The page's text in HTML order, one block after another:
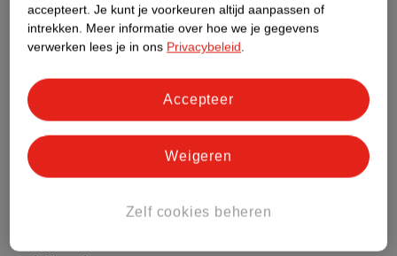
Etiketinformatie
Impact Score.
accepteert. Je kunt je voorkeuren altijd aanpassen of
intrekken. Meer informatie over hoe we je gegevens
verwerken lees je in ons Privacybeleid.
Zelf cookies beheren
Weigeren
Accepteer